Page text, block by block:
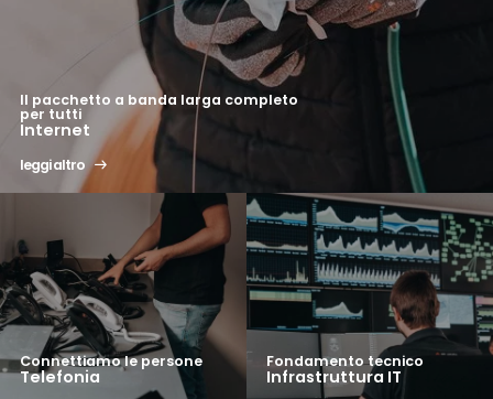
Il pacchetto a banda larga completo
per tutti
Internet
leggi altro
Connettiamo le persone
Telefonia
Fondamento tecnico
Infrastruttura IT